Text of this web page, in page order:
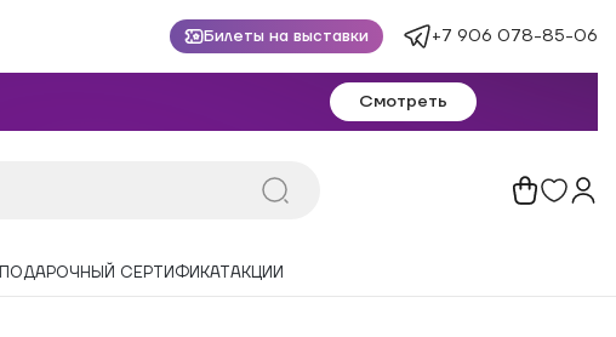
Билеты на выставки +7 906 078-85-06
Смотреть
ПОДАРОЧНЫЙ СЕРТИФИКАТАКЦИИ